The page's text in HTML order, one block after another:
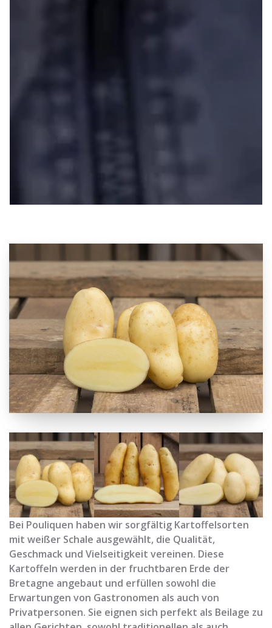
Bei Pouliquen haben wir sorgfältig Kartoffelsorten
mit weißer Schale ausgewählt, die Qualität,
Geschmack und Vielseitigkeit vereinen. Diese
Kartoffeln werden in der fruchtbaren Erde der
Bretagne angebaut und erfüllen sowohl die
Erwartungen von Gastronomen als auch von
Privatpersonen. Sie eignen sich perfekt als Beilage zu